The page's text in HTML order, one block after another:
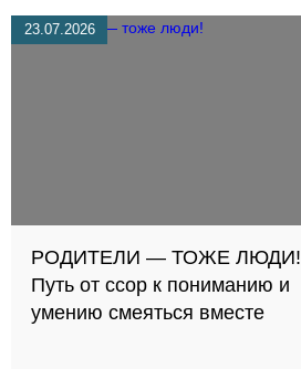
23.07.2026
РОДИТЕЛИ — ТОЖЕ ЛЮДИ!
Путь от ссор к пониманию и
умению смеяться вместе